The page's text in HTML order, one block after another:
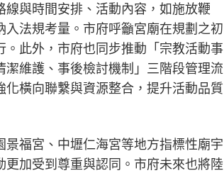
與時間安排、活動內容，如施放鞭
法規考量。市府呼籲宮廟在規劃之初
此外，市府也同步推動「宗教活動事
維護、事後檢討機制」三階段管理流
橫向聯繫與資源整合，提升活動品質
福宮、中壢仁海宮等地方指標性廟宇
加受到尊重與認同。市府未來也將陸